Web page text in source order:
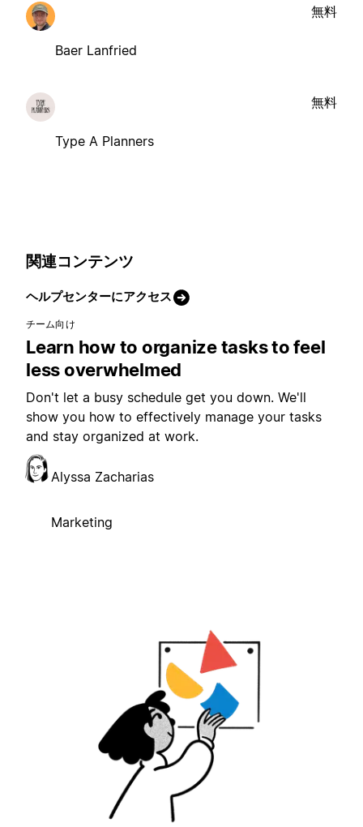
Baer Lanfried
無料
Type A Planners
無料
関連コンテンツ
ヘルプセンターにアクセス
チーム向け
Learn how to organize tasks to feel
less overwhelmed
Don't let a busy schedule get you down. We'll
show you how to effectively manage your tasks
and stay organized at work.
Alyssa Zacharias
Marketing